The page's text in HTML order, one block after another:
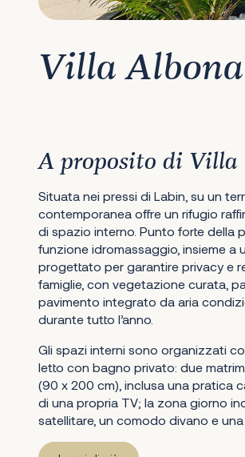
Villa
A proposito di Villa
Situata nei pressi di Labin, su un
contemporanea offre un rifugio
di spazio interno. Punto forte della
funzione idromassaggio, insieme a
progettato per garantire privacy e
famiglie, con vegetazione curata,
pavimento integrato da aria
durante tutto l’anno.
Gli spazi interni sono organizzati
letto con bagno privato: due
(90 x 200 cm), inclusa una pratica
di una propria TV; la zona giorno
satellitare, un comodo divano e